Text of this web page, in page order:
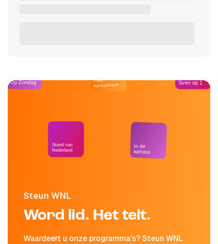
Steun WNL
Word lid. Het telt.
Waardeert u onze programma's? Steun WNL
Op Zondag
Stand van
Nederland
Café
Kockelmann
In de
kantine
Sven op 1